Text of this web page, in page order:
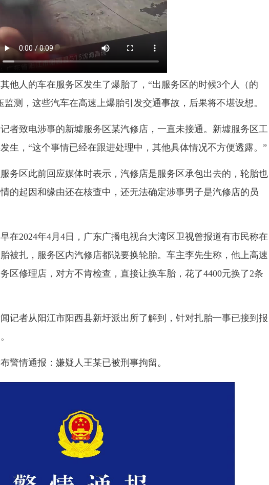
他人的车在服务区发生了爆胎了，“出服务区的时候3个人（的
测，这些汽车在高速上爆胎引发交通事故，后果将不堪设想。
者致电涉事的新墟服务区某汽修店，一直未接通。新墟服务区工
生，“这个事情已经在跟进处理中，其他具体情况不方便透露。”
务区此前回应媒体时表示，汽修店是服务区承包出去的，轮胎也
的起因和缘由还在核查中，还无法确定涉事男子是汽修店的员
在2024年4月4日，广东广播电视台大湾区卫视曾报道有市民称在
被扎，服务区内汽修店都说要换轮胎。车主李先生称，他上高速
区修理店，对方不肯检查，直接让换车胎，花了4400元换了2条
记者从阳江市阳西县新圩派出所了解到，针对扎胎一事已接到报
警情通报：嫌疑人王某已被刑事拘留。